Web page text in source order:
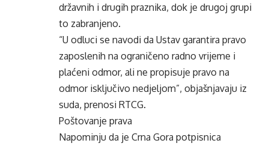
državnih i drugih praznika, dok je drugoj grupi
to zabranjeno.
“U odluci se navodi da Ustav garantira pravo
zaposlenih na ograničeno radno vrijeme i
plaćeni odmor, ali ne propisuje pravo na
odmor isključivo nedjeljom”, objašnjavaju iz
suda, prenosi RTCG.
Poštovanje prava
Napominju da je Crna Gora potpisnica